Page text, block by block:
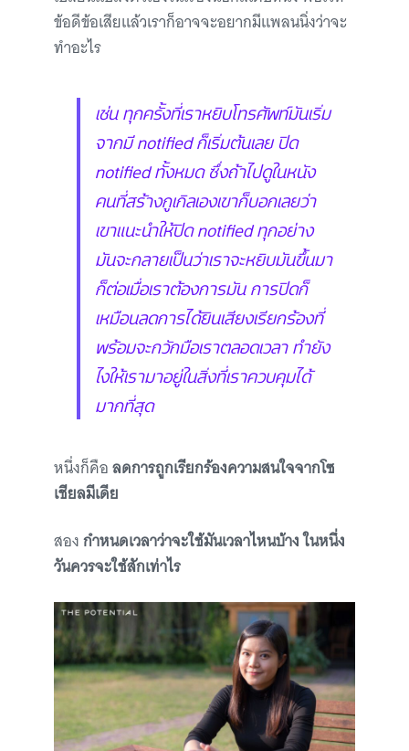
ข้อดีข้อเสียแล้วเราก็อาจจะอยากมีแพลนนิ่งว่าจะ
ทำอะไร
เช่น ทุกครั้งที่เราหยิบโทรศัพท์มันเริ่ม
จากมี notified ก็เริ่มต้นเลย ปิด
notified ทั้งหมด ซึ่งถ้าไปดูในหนัง
คนที่สร้างกูเกิลเองเขาก็บอกเลยว่า
เขาแนะนำให้ปิด notified ทุกอย่าง
มันจะกลายเป็นว่าเราจะหยิบมันขึ้นมา
ก็ต่อเมื่อเราต้องการมัน การปิดก็
เหมือนลดการได้ยินเสียงเรียกร้องที่
พร้อมจะกวักมือเราตลอดเวลา ทำยัง
ไงให้เรามาอยู่ในสิ่งที่เราควบคุมได้
มากที่สุด
หนึ่งก็คือลดการถูกเรียกร้องความสนใจจากโซ
เชียลมีเดีย
สองกำหนดเวลาว่าจะใช้มันเวลาไหนบ้าง ในหนึ่ง
วันควรจะใช้สักเท่าไร